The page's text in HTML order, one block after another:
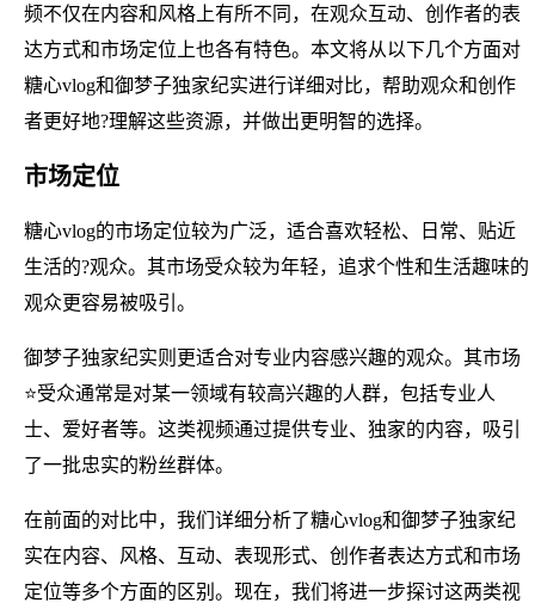
频不仅在内容和风格上有所不同，在观众互动、创作者的表
达方式和市场定位上也各有特色。本文将从以下几个方面对
糖心vlog和御梦子独家纪实进行详细对比，帮助观众和创作
者更好地?理解这些资源，并做出更明智的选择。
市场定位
糖心vlog的市场定位较为广泛，适合喜欢轻松、日常、贴近
生活的?观众。其市场受众较为年轻，追求个性和生活趣味的
观众更容易被吸引。
御梦子独家纪实则更适合对专业内容感兴趣的观众。其市场
⭐受众通常是对某一领域有较高兴趣的人群，包括专业人
士、爱好者等。这类视频通过提供专业、独家的内容，吸引
了一批忠实的粉丝群体。
在前面的对比中，我们详细分析了糖心vlog和御梦子独家纪
实在内容、风格、互动、表现形式、创作者表达方式和市场
定位等多个方面的区别。现在，我们将进一步探讨这两类视